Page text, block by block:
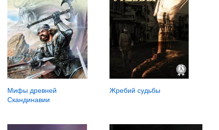
Мифы древней
Скандинавии
Жребий судьбы